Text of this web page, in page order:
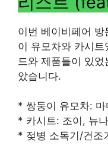
이번 베이비페어
이 유모차와 카시
드와 제품들이 있
았습니다.
* 쌍둥이 유모차:
* 카시트: 조이, 뉴
* 젖병 소독기/건조